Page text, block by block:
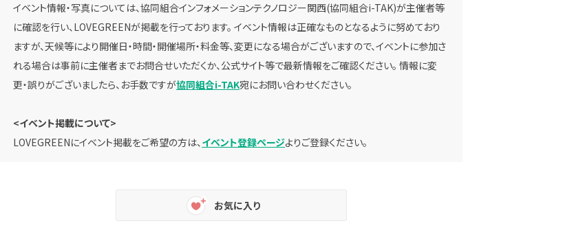
イベント情報・写真については、協同組合インフォメーションテクノロジー関西(協同組合i-TAK)が主催者等
に確認を行い、LOVEGREENが掲載を行っております。 イベント情報は正確なものとなるように努めており
ますが、天候等により開催日・時間・開催場所・料金等、変更になる場合がございますので、イベントに参加さ
れる場合は事前に主催者までお問合せいただくか、公式サイト等で最新情報をご確認ください。 情報に変
更・誤りがございましたら、お手数ですが協同組合i-TAK宛にお問い合わせください。
<イベント掲載について>
LOVEGREENにイベント掲載をご希望の方は、イベント登録ページよりご登録ください。
お気に入り